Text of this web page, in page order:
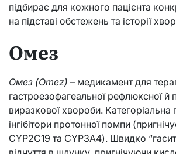
підбирає для кожного пацієнта
на підставі обстежень та історії
Омез
Омез (Omez) – медикамент для
гастроезофагеальної рефлюксної й
виразкової хвороби. Категоріальна
інгібітори протонної помпи
CYP2C19 та CYP3A4). Швидко